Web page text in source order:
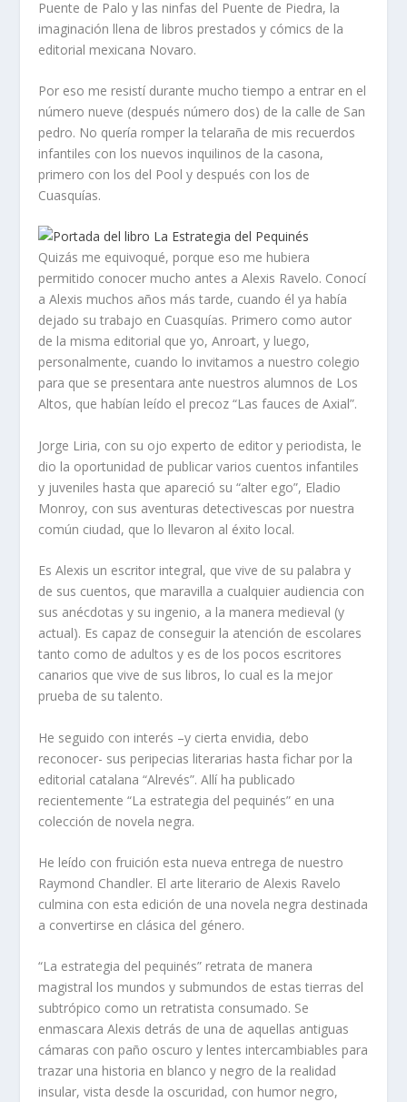
Puente de Palo y las ninfas del Puente de Piedra, la
imaginación llena de libros prestados y cómics de la
editorial mexicana Novaro.
Por eso me resistí durante mucho tiempo a entrar en el
número nueve (después número dos) de la calle de San
pedro. No quería romper la telaraña de mis recuerdos
infantiles con los nuevos inquilinos de la casona,
primero con los del Pool y después con los de
Cuasquías.
Quizás me equivoqué, porque eso me hubiera
permitido conocer mucho antes a Alexis Ravelo. Conocí
a Alexis muchos años más tarde, cuando él ya había
dejado su trabajo en Cuasquías. Primero como autor
de la misma editorial que yo, Anroart, y luego,
personalmente, cuando lo invitamos a nuestro colegio
para que se presentara ante nuestros alumnos de Los
Altos, que habían leído el precoz “Las fauces de Axial”.
Jorge Liria, con su ojo experto de editor y periodista, le
dio la oportunidad de publicar varios cuentos infantiles
y juveniles hasta que apareció su “alter ego”, Eladio
Monroy, con sus aventuras detectivescas por nuestra
común ciudad, que lo llevaron al éxito local.
Es Alexis un escritor integral, que vive de su palabra y
de sus cuentos, que maravilla a cualquier audiencia con
sus anécdotas y su ingenio, a la manera medieval (y
actual). Es capaz de conseguir la atención de escolares
tanto como de adultos y es de los pocos escritores
canarios que vive de sus libros, lo cual es la mejor
prueba de su talento.
He seguido con interés –y cierta envidia, debo
reconocer- sus peripecias literarias hasta fichar por la
editorial catalana “Alrevés”. Allí ha publicado
recientemente “La estrategia del pequinés” en una
colección de novela negra.
He leído con fruición esta nueva entrega de nuestro
Raymond Chandler. El arte literario de Alexis Ravelo
culmina con esta edición de una novela negra destinada
a convertirse en clásica del género.
“La estrategia del pequinés” retrata de manera
magistral los mundos y submundos de estas tierras del
subtrópico como un retratista consumado. Se
enmascara Alexis detrás de una de aquellas antiguas
cámaras con paño oscuro y lentes intercambiables para
trazar una historia en blanco y negro de la realidad
insular, vista desde la oscuridad, con humor negro,